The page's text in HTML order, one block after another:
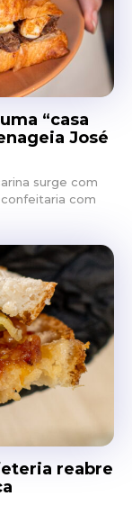
“casa
José
surge com
com
reabre